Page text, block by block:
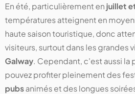
En été, particulièrement en juillet
températures atteignent en
haute saison touristique, donc
visiteurs, surtout dans les grandes
Galway. Cependant, c'est aussi la
pouvez profiter pleinement des
pubsanimés et des longues